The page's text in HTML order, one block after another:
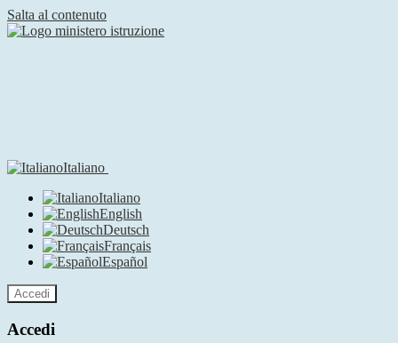
Salta al contenuto
Italiano
Italiano
English
Deutsch
Français
Español
Accedi
Accedi